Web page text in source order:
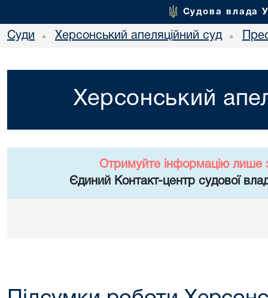
Судова влада
Суди • Херсонський апеляційний суд •
Херсонський
Отримуйте інформацію лише
Єдиний Контакт-центр судової